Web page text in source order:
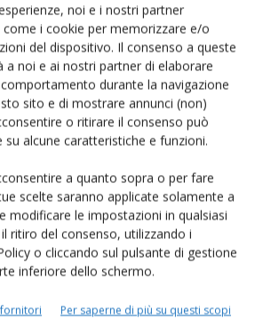
noi e i nostri partner
i cookie per memorizzare e/o
del dispositivo. Il consenso a queste
noi e ai nostri partner di elaborare
durante la navigazione
sito e di mostrare annunci (non)
o ritirare il consenso può
alcune caratteristiche e funzioni.
a quanto sopra o per fare
scelte saranno applicate solamente a
modificare le impostazioni in qualsiasi
ritiro del consenso, utilizzando i
o cliccando sul pulsante di gestione
inferiore dello schermo.
fornitori Per saperne di più su questi scopi
sul mondo
nostre newsletter